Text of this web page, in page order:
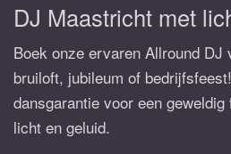
DJ Maastricht met
Boek onze ervaren Allround DJ
bruiloft, jubileum of
dansgarantie voor een
licht en geluid.